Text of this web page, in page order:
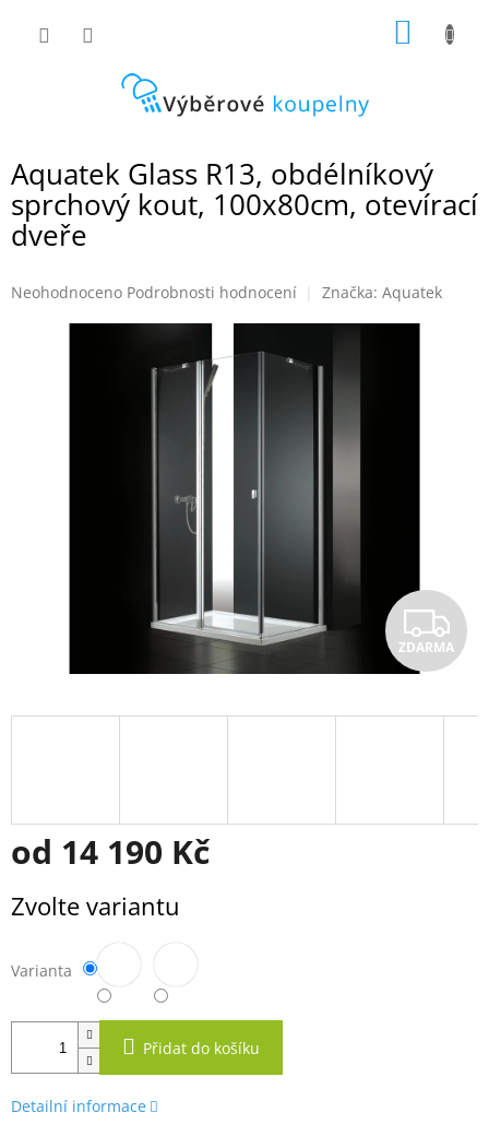
Aquatek Glass R13, obdélníkový
sprchový kout, 100x80cm, otevírací
dveře
Průměrné
Neohodnoceno Podrobnosti hodnocení Značka: Aquatek
Z
D
A
ZDARMA
od 14 190 Kč
cena:
Zvolte variantu
Varianta
Přidat do košíku
Detailní informace